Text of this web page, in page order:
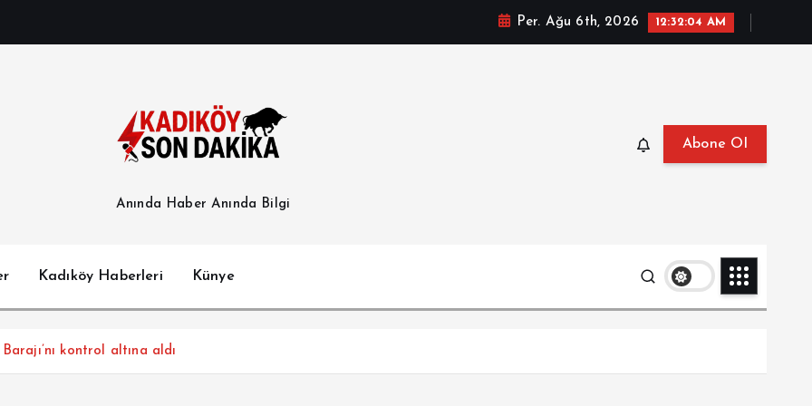
Per. Ağu 6th, 2026 12:32:05 AM
Anında Haber Anında Bilgi
Abone Ol
Kadıköy Haberleri Künye
kontrol altına aldı